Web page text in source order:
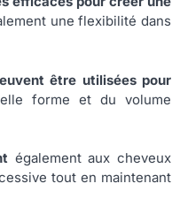
une flexibilité dans
être utilisées pour
forme et du volume
également aux cheveux
tout en maintenant